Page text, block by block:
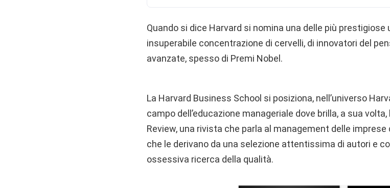
Quando si dice Harvard si nomina una delle più
insuperabile concentrazione di cervelli, di innovatori del
avanzate, spesso di Premi Nobel.
La Harvard Business School si posiziona, nell’universo
campo dell’educazione manageriale dove brilla, a sua
Review, una rivista che parla al management delle imprese
che le derivano da una selezione attentissima di autori e
ossessiva ricerca della qualità.